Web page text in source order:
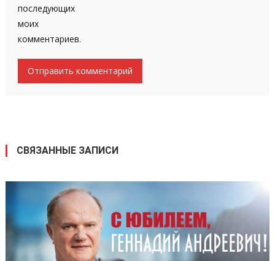
последующих
моих
комментариев.
СВЯЗАННЫЕ ЗАПИСИ